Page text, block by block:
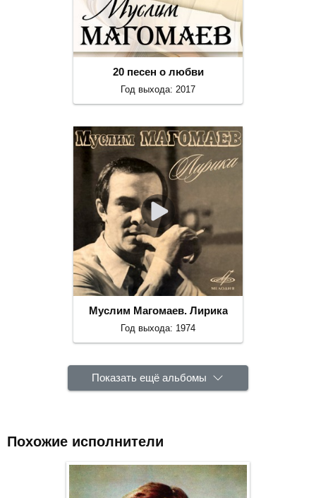
20 песен о любви
Год выхода: 2017
Муслим Магомаев. Лирика
Год выхода: 1974
Показать ещё альбомы
Похожие исполнители